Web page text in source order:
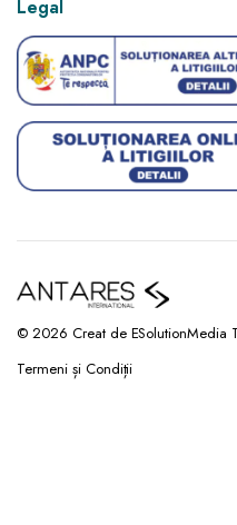
Legal
© 2026 Creat de ESolutionMedia
Termeni și Condiții